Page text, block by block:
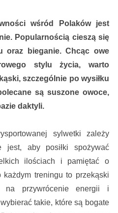
wśród Polaków jest
Popularnością cieszą się
oraz bieganie. Chcąc owe
stylu życia, warto
szczególnie po wysiłku
są suszone owoce,
daktyli.
sylwetki zależy
jest, aby posiłki spożywać
ilościach i pamiętać o
treningu to przekąski
na przywrócenie energii i
takie, które są bogate